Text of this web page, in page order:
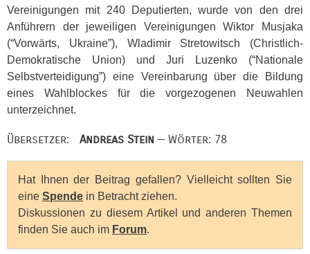
Vereinigungen mit 240 Deputierten, wurde von den drei
Anführern der jeweiligen Vereinigungen Wiktor Musjaka
(“Vorwärts, Ukraine”), Wladimir Stretowitsch (Christlich-
Demokratische Union) und Juri Luzenko (“Nationale
Selbstverteidigung”) eine Vereinbarung über die Bildung
eines Wahlblockes für die vorgezogenen Neuwahlen
unterzeichnet.
Übersetzer: Andreas Stein — Wörter: 78
Hat Ihnen der Beitrag gefallen? Vielleicht sollten Sie
eine Spende in Betracht ziehen.
Diskussionen zu diesem Artikel und anderen Themen
finden Sie auch im Forum.